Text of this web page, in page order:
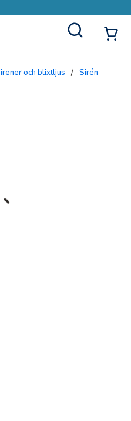
Sirener och blixtljus / Sirén